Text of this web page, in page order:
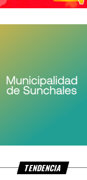
y requieren analizar las
impotencia y
es importante no
los fraudes digitales
empresas
TENDENCIA